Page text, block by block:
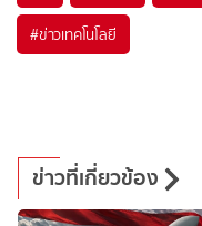
#ข่าวเทคโนโลยี
ข่าวที่เกี่ยวข้อง